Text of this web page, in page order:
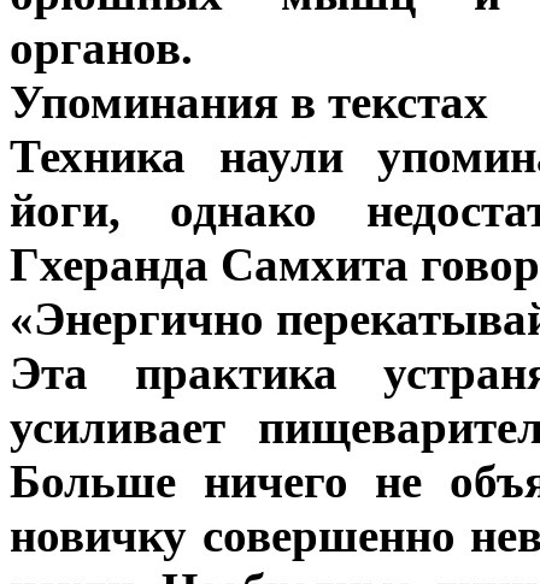
органов.
Упоминания в текстах
Техника наули
йоги, однако
Гхеранда Самхита
«Энергично
Эта практика
усиливает
Больше ничего не
новичку совершенно